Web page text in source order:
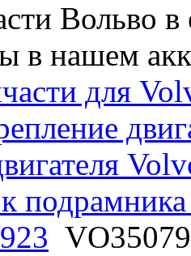
Вольво
в нашем
для